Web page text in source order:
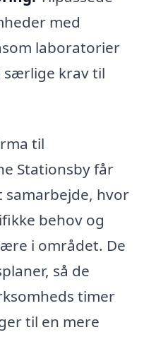
med
laboratorier
særlige krav til
til
Stationsby får
hvor
behov og
i området. De
så de
timer
til en mere